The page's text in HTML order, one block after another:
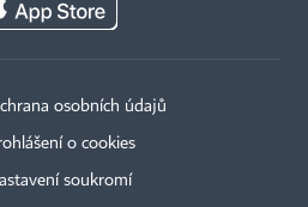
osobních údajů
o cookies
soukromí